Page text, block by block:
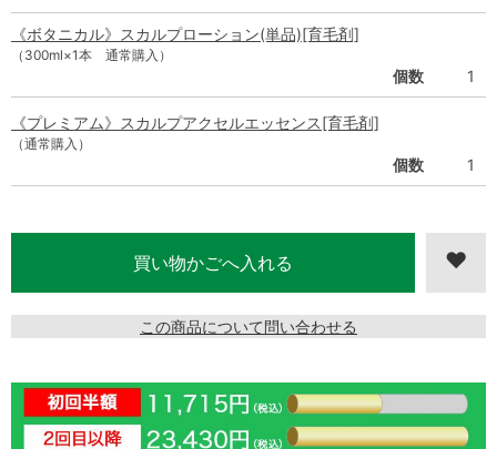
《ボタニカル》スカルプローション(単品)[育毛剤]
（300ml×1本 通常購入）
個数 1
《プレミアム》スカルプアクセルエッセンス[育毛剤]
（通常購入）
個数 1
この商品について問い合わせる